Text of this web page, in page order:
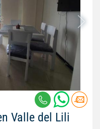
Valle del Lili